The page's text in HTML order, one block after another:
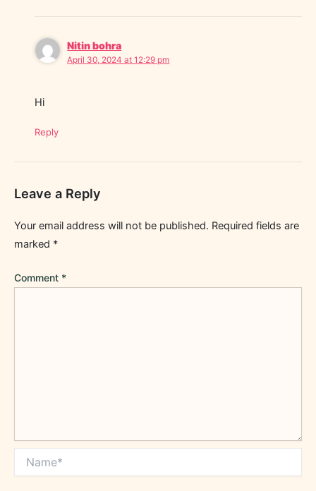
Nitin bohra
April 30, 2024 at 12:29 pm
Hi
Reply
Leave a Reply
Your email address will not be published. Required fields are
marked *
Comment *